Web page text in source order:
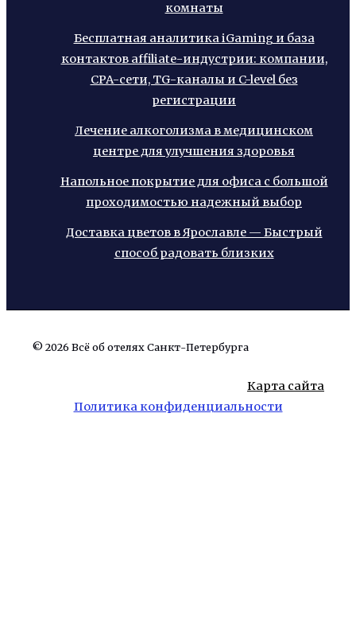
комнаты
Бесплатная аналитика iGaming и база
контактов affiliate-индустрии: компании,
CPA-сети, TG-каналы и C-level без
регистрации
Лечение алкоголизма в медицинском
центре для улучшения здоровья
Напольное покрытие для офиса с большой
проходимостью надежный выбор
Доставка цветов в Ярославле — Быстрый
способ радовать близких
© 2026 Всё об отелях Санкт-Петербурга
Карта сайта
Политика конфиденциальности